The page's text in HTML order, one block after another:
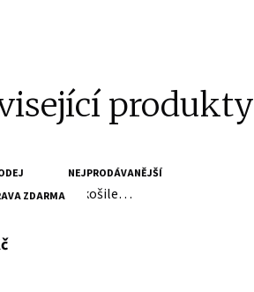
produkty
NEJPRODÁVANĚJŠÍ
ZDARMA
kožený kabátek-
Oversize košile
s DPH